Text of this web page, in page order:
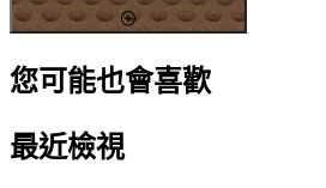
您可能也會喜歡
最近檢視